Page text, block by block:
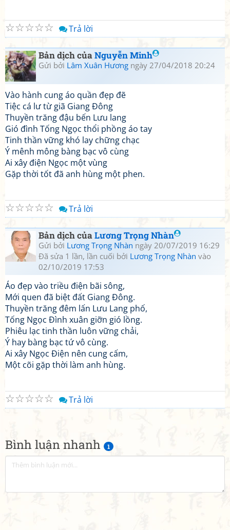
Bình luận nhanh 1
☆
☆
☆
☆
☆ Trả lời
Bản dịch củaNguyễn Minh
Gửi bởi Lâm Xuân Hương ngày 27/04/2018 20:24
Vào hành cung áo quần đẹp đẽ
Tiệc cá lư từ giã Giang Đông
Thuyền trăng đậu bến Lưu lang
Gió đình Tống Ngọc thổi phồng áo tay
Tinh thần vững khó lay chững chạc
Ý mênh mông bàng bạc vô cùng
Ai xây điện Ngọc một vùng
Gặp thời tốt đã anh hùng một phen.
☆
☆
☆
☆
☆ Trả lời
Bản dịch củaLương Trọng Nhàn
Gửi bởi Lương Trọng Nhàn ngày 20/07/2019 16:29
Đã sửa 1 lần, lần cuối bởi Lương Trọng Nhàn vào
02/10/2019 17:53
Áo đẹp vào triều điện bãi sông,
Mới quen đã biệt đất Giang Đông.
Thuyền trăng đêm lấn Lưu Lang phố,
Tống Ngọc Đình xuân giỡn gió lồng.
Phiêu lạc tinh thần luôn vững chải,
Ý hay bàng bạc tứ vô cùng.
Ai xây Ngọc Điện nên cung cấm,
Một cõi gặp thời làm anh hùng.
☆
☆
☆
☆
☆ Trả lời